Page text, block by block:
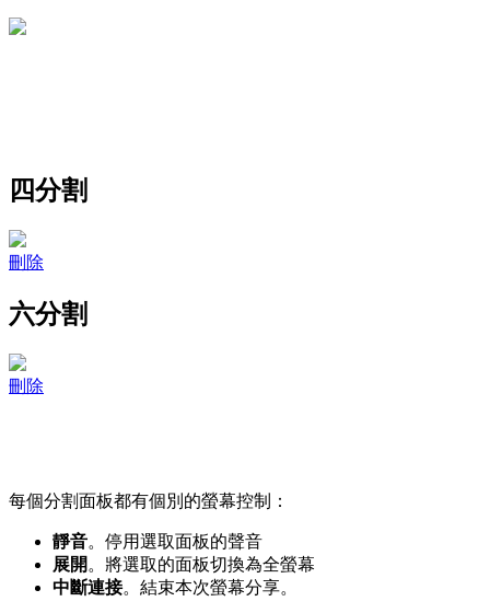
四分割
刪除
六分割
刪除
每個分割面板都有個別的螢幕控制：
靜音。停用選取面板的聲音
展開 。將選取的面板切換為全螢幕
中斷連接。結束本次螢幕分享。